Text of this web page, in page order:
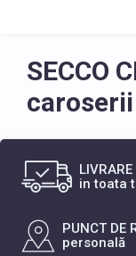
SECCO
in toata
PUNCT DE
personală